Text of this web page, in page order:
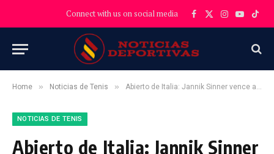
Connect with us on social media Facebook
X
Instagram
YouTube
Home » Noticias de Tenis » Abierto de Italia: Jannik Sinner vence a Casper Ruud en la final para completar su serie de títulos Masters 1000 y poner fin a 50 años de espera por el ganador masculino local
NOTICIAS DE TENIS
Abierto de Italia: Jannik Sinner